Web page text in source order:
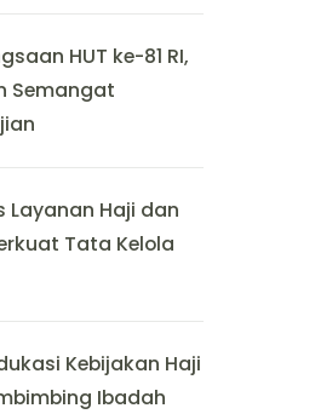
HUT ke-81 RI,
Semangat
Haji dan
Tata Kelola
Kebijakan Haji
Ibadah